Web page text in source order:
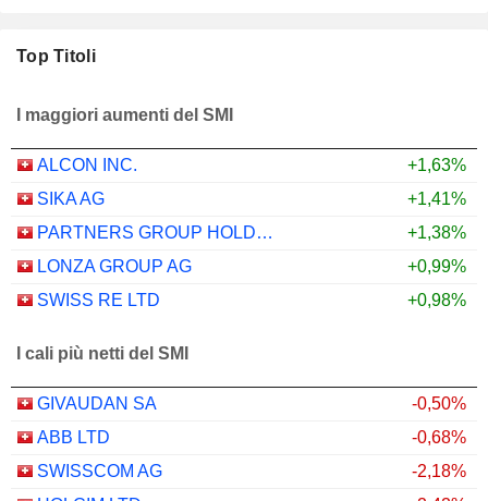
Top Titoli
I maggiori aumenti del SMI
ALCON INC.
+1,63%
SIKA AG
+1,41%
PARTNERS GROUP HOLDING AG
+1,38%
LONZA GROUP AG
+0,99%
SWISS RE LTD
+0,98%
I cali più netti del SMI
GIVAUDAN SA
-0,50%
ABB LTD
-0,68%
SWISSCOM AG
-2,18%